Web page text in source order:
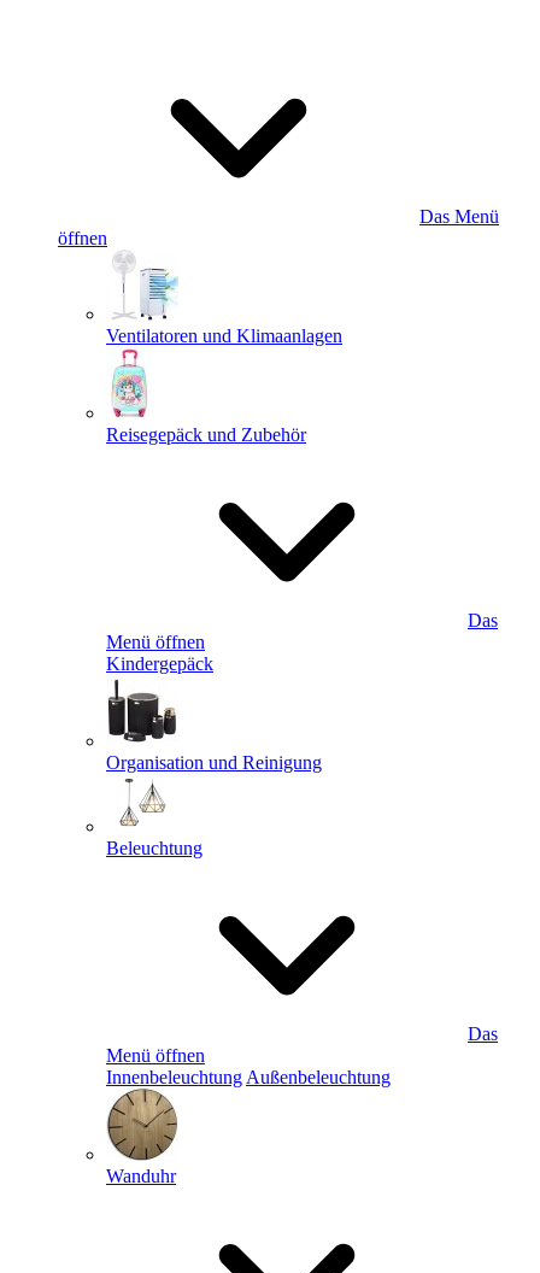
Das Menü
öffnen
Ventilatoren und Klimaanlagen
Reisegepäck und Zubehör
Das
Menü öffnen
Kindergepäck
Organisation und Reinigung
Beleuchtung
Das
Menü öffnen
Innenbeleuchtung Außenbeleuchtung
Wanduhr